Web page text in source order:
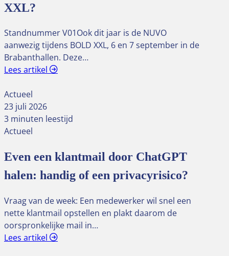
XXL?
Standnummer V01Ook dit jaar is de NUVO
aanwezig tijdens BOLD XXL, 6 en 7 september in de
Brabanthallen. Deze…
Lees artikel
Actueel
23 juli 2026
3 minuten leestijd
Actueel
Even een klantmail door ChatGPT
halen: handig of een privacyrisico?
Vraag van de week: Een medewerker wil snel een
nette klantmail opstellen en plakt daarom de
oorspronkelijke mail in…
Lees artikel